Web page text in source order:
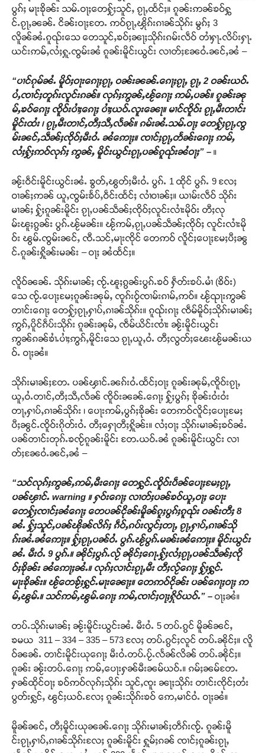
ပွၵ်ႈ မႃးၶိုၼ်း သမ်ႉဝႃႈတေႁႂ်ႈသူင်ႇ ၵႂႃႇထႅင်ႈ။ ၵူၼ်းဢၼ်ၶဝ်ႁွ
င်ႉၵႂႃႇၼၼ်ႉ ငိၼ်းဝႃႈတႄႉ ဢဝ်ၵႂႃႇၾိုၵ်းၵၢၼ်သိုၵ်း မွၵ်ႈ 3
လိူၼ်ၼႆႉၵူၺ်းသေ တေသူင်ႇၶဝ်ႈၼႃႈသိုၵ်းၵမ်းလဵဝ် တၢႆႁႃႉလိပ်းႁႃႉ
ယင်းဢမ်ႇလႆႈႁူႉၸွမ်းၼႆ ၵူၼ်းမိူင်းယွင်း လၢတ်ႈၼႄဝႆႉၼင်ႇၼႆ –
“ပၢင်ၵုမ်ၼႆႉ မိူဝ်ႈဝႃးၵေႃႈၵႂႃႇ ဝၼ်းၼၼ်ႉၵေႃႈၵႂႃႇ ၵႂႃႇ 2 ဝၼ်းယဝ်ႉ
ပႆႇၸၢင်ႈတူၵ်းလူင်းၵၼ်။ လုၵ်ႈဢွၼ်ႇၽႂ်ၵေႃႈ ဢမ်ႇပၼ်။ ၵူၼ်းၼု
မ်ႇၶဝ်ၵေႃႈ ၸိူဝ်းပၢႆႈၵေႃႈ ပၢႆႈယဝ်ႉလူးၼေႃ။ မၢင်ၸိူဝ်း ၵႂႃႇမီးတၢင်း
မိူင်းထႆး ၊ ၵႂႃႇမီးတၢင်ႇတီႈသီႇလႅၼ်။ ၵမ်းၼႆႉသမ်ႉဝႃႈ တေႁႂ်ႈၵႂႃႇၸွ
မ်းၼင်ႇသဵၼ်ႈၸိုဝ်ႈမီးဝႆႉ ၼႆဢေႃႈ။ ၸၢင်ႈၵႂႃႇတႅၼ်းၵေႃႈ ဢမ်ႇ
လႆႈႁႂ်ႈဢဝ်လုၵ်ႈ ဢွၼ်ႇ မိူင်းယွင်းၵႂႃႇပၼ်ၵူၺ်းၼႆဝႃႈ” – ။
ၼႂ်းဝဵင်းမိူင်းယွင်းၼႆႉ ၶွတ်ႇၽွတ်ႈမီးဝႆႉ ပွၵ်ႉ 1 ထိုင် ပွၵ်ႉ 9 လႄႈ
ဝၢၼ်ႈဢၼ် ယူႇၸွမ်းၶႅပ်ႇဝဵင်းထႅင်ႈ လၢႆဝၢၼ်ႈ။ ယၢမ်းလဵဝ် သိုၵ်း
မၢၼ်ႈ ႁႂ်ႈၵူၼ်းမိူင်း ၵႂႃႇပၼ်သဵၼ်ႈၸိုဝ်ႈလူင်းလၢႆးမိုဝ်း တီႈလု
မ်းၽူႈၵွၼ်း ပွၵ်ႉၽႂ်မၼ်း။ ၽႂ်ဢမ်ႇၵႂႃႇပၼ်သဵၼ်ႈၸိုဝ်ႈ လူင်းလၢႆးမို
ဝ်း ၽွမ်ႉၸွမ်းၼင်ႇ ၸီႉသင်ႇမႃးၸိုင် တေဢဝ် လိူင်ႈပေႃႈမႄႈပီႈၼွ
င်ႉၵူၼ်းႁိူၼ်းမၼ်း – ဝႃႈ ၼႆထႅင်ႈ။
လိူဝ်ၼၼ်ႉ သိုၵ်းမၢၼ်ႈ ၸႂ်ႉၽူႈၵွၼ်းပွၵ်ႉၶဝ် ႁဵတ်းၶပ်ႉမၢႆ (ၶိဝ်း)
သေ ၸႂ်ႉပေႃႈမႄႈၵူၼ်းၼုမ်ႇ ၸူၵ်းဝႂ်ၸၢမ်းၵၢမ်ႇဢဝ်။ ၽႂ်ၺႃးဢွၼ်
တၢင်းၵေႃႈ တေႁႂ်ႈၵႂႃႇႁၢပ်ႇၵၢၼ်သိုၵ်း။ ၵူၺ်းၵႃႈ ၸဵမ်မိူဝ်ႈသိုၵ်းမၢၼ်ႈ
ဢွၵ်ႇပိူင်ၵဵပ်းသိုၵ်း ၵူၼ်းၼုမ်ႇ ၸဵမ်ယိင်းၸၢႆး ၼႂ်းမိူင်းယွင်း
ဢွၼ်ၵၼ်ၶၢႆႉပၢႆႈဢွၵ်ႇမိူင်းသေ ၵႂႃႇယူႇဝႆႉ တီႈလွတ်ႈၽေးၽႂ်မၼ်းယ
ဝ်ႉ ဝႃႈၼႆ။
သိုၵ်းမၢၼ်ႈတႄႉ ပၼ်ၾၢင်ႉၼၵ်းဝႆႉထႅင်ႈဝႃႈ ၵူၼ်းၼုမ်ႇၸိူဝ်းၵႂႃႇ
ယူႇဝႆႉတၢင်ႇတီႈသီႇလႅၼ် ၸိူဝ်းၼၼ်ႉၵေႃႈ ႁႂ်ႈပွၵ်ႈ ၶိုၼ်းဝႆးဝႆး
တႃႇႁၢပ်ႇၵၢၼ်သိုၵ်း ၊ ပေႃးဢမ်ႇပွၵ်ႈၶိုၼ်း တေဢဝ်လိူင်ႈပေႃႈမႄႈ
ပီႈၼွင်ႉၸိူဝ်းၵိုတ်းဝႆႉ တီႈႁေႃတီႈႁိူၼ်း။ လႆႈဝႃႈ သိုၵ်းမၢၼ်ႈၶဝ်ၼႆႉ
ပၼ်တၢင်းတုၵ်ႉၶၸႂ်ၵူၼ်းမိူင်း တႄႉယဝ်ႉၼႆ ၵူၼ်းမိူင်းယွင်း လၢ
တ်ႈၼႄဝႆႉၼင်ႇၼႆ –
“သင်လုၵ်ႈဢွၼ်ႇဢမ်ႇမီးၵေႃႈ တေႁွင်ႉၸိူဝ်းပဵၼ်ပေႃႈမႄႈၵႂႃႇ
ပၼ်ၾၢင်ႉ warning ။ ႁဝ်းၵေႃႈ လၢတ်ႈပၼ်ၶဝ်ယူႇဝႃႈ ပေႃး
တေႁႂ်ႈၸၢင်ႈၼႆၵေႃႈ တေပၼ်ငိုၼ်းမိူၼ်ၵူႈပွၵ်ႈၵူၺ်း ဝၼ်းတီႈ 8
ၼႆႉ ႁႂ်ႈသူင်ႇပၼ်ၽိုၼ်လိၵ်ႈ ၵဵဝ်ႇၵပ်းလွင်ႈတႃႇ ၵႂႃႇႁၢပ်ႇၵၢၼ်သို
ၵ်းၼႆႉၼႆဢေႃႈ။ ႁႂ်ႈၵႂႃႇပၼ်ဝႆႉ ပွၵ်ႉၽႂ်ပွၵ်ႉမၼ်းၼႆဢေႃႈ။ မိူင်းယွင်း
ၼႆႉ မီးဝႆႉ 9 ပွၵ်ႉ။ ၼိုင်ႈပွၵ်ႉလႂ် ၼိုင်ႈၵေႃႉႁႂ်ႈလႆႈၵႂႃႇပၼ်သဵၼ်ႈၸို
ဝ်ႈၶိုၼ်း ၼႆဢေႃႈၼႆႉ။ လုၵ်ႈလၢင်းၵႂႃႇမီး တီႈလႂ်ၵေႃႈ ႁႂ်ႈႁွင်ႉ
မႃးၶိုၼ်း။ ၽႂ်တေၶႂ်ႈႁွင်ႉမႃးၼေႃႈ။ တေဢဝ်ငိုၼ်း ပၼ်ၵေႃႈဝႃႈ ဢ
မ်ႇၽွမ်ႉ။ သင်ဢမ်ႇၽွမ်ႉၵေႃႈ ဢမ်ႇၸၢင်ႈဝႃႈႁိုဝ်ယဝ်ႉ” – ဝႃႈၼႆ။
တပ်ႉသိုၵ်းမၢၼ်ႈ ၼႂ်းမိူင်းယွင်းၼႆႉ မီးဝႆႉ 5 တပ်ႉၵွင် မိူၼ်ၼင်ႇ
ၶမယ 311 – 334 – 335 – 573 လႄႈ တပ်ႉၵွင်ႈလူင် တပ်ႉၼိုင်ႈ။ လိူ
ဝ်ၼၼ်ႉ တၢင်းမိူင်းယုၵေႃႈ မီးဝႆႉတပ်ႉပႂ်ႉလႅၼ်လိၼ် တပ်ႉၼိုင်ႈ။
ၵူၼ်း ၼႂ်းတပ်ႉၵေႃႈ ဢမ်ႇပေႃးႁၼ်မီးၼမ်ယဝ်ႉ။ ၵမ်ႈၼမ်တႄႉ
ႁၼ်ထိုင်ဝႃႈ ၶဝ်ဢဝ်လုၵ်ႈသိုၵ်း သူင်ႇၸူး ၼႃႈသိုၵ်း တၢင်းၸိုင်ႈတႆး
ပွတ်းႁွင်ႇ ၽွင်ႈယဝ်ႉလႄႈ ၵူၼ်းသိုၵ်းၶဝ် ဢေႇမၢင်ဝႆႉ ဝႃႈၼႆ။
မိူၼ်ၼင်ႇ တီႈမိူင်းယုၼၼ်ႉၵေႃႈ သိုၵ်းမၢၼ်ႈတဵၵ်းၸႂ်ႉ ၵူၼ်းမိူ
င်းၵႂႃႇႁၢပ်ႇၵၢၼ်သိုၵ်းလႄႈ ၵူၼ်းမိူင်း ႁူမ်ႈၵၼ် ၸၢင်ႈၵူၼ်းၵႂႃႇ